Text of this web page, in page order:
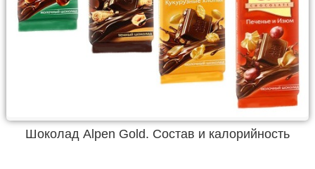
Шоколад Alpen Gold. Состав и калорийность